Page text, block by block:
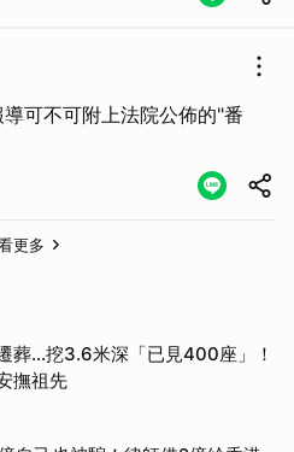
可不可附上法院公佈的"番
更多
葬…挖3.6米深「已見400座」！
撫祖先